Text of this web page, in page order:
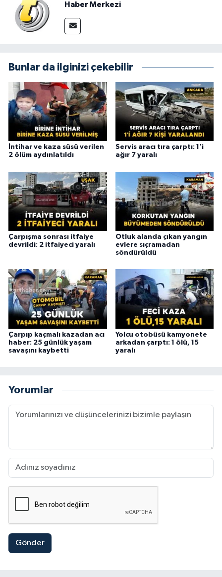
Haber Merkezi
Bunlar da ilginizi çekebilir
İntihar ve kaza süsü verilen
2 ölüm aydınlatıldı
Servis aracı tıra çarptı: 1'i
ağır 7 yaralı
Çarpışma sonrası itfaiye
devrildi: 2 itfaiyeci yaralı
Otluk alanda çıkan yangın
evlere sıçramadan
söndürüldü
Çarpıp kaçmalı kazadan acı
haber: 25 günlük yaşam
savaşını kaybetti
Yolcu otobüsü kamyonete
arkadan çarptı: 1 ölü, 15
yaralı
Yorumlar
Gönder